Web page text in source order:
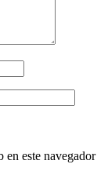
este navegador